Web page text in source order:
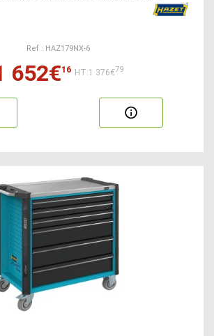
Ref : HAZ179NX-6
652€16 HT:1 376€79